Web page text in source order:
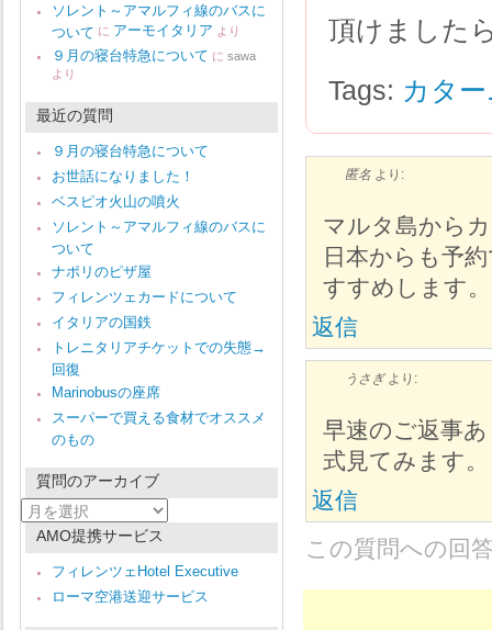
頂けました
Tags: カタ
匿名 より:
マルタ島から
日本からも予
すすめします。
返信
うさぎ より:
早速のご返事
式見てみます。
返信
この質問への回
ソレント～アマルフィ線のバスに
ついて に アーモイタリア より
９月の寝台特急について に sawa
より
最近の質問
９月の寝台特急について
お世話になりました！
ベスピオ火山の噴火
ソレント～アマルフィ線のバスに
ついて
ナポリのピザ屋
フィレンツェカードについて
イタリアの国鉄
トレニタリアチケットでの失態→
回復
Marinobusの座席
スーパーで買える食材でオススメ
のもの
質問のアーカイブ
質
問
AMO提携サービス
フィレンツェHotel Executive
ローマ空港送迎サービス